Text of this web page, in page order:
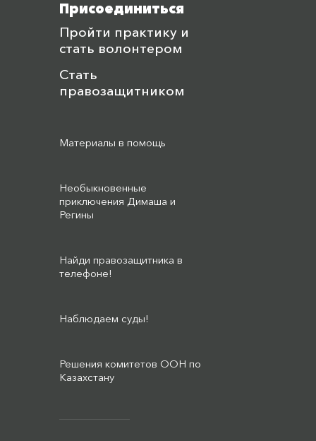
Присоединиться
Пройти практику и
стать волонтером
Стать
правозащитником
Материалы в помощь
Необыкновенные
приключения Димаша и
Регины
Найди правозащитника в
телефоне!
Наблюдаем суды!
Решения комитетов ООН по
Казахстану